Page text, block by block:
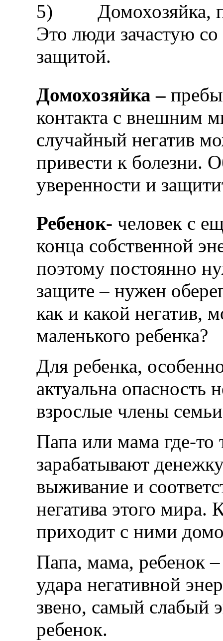
5) Домохозяйка,
Это люди зачастую со
защитой.
Домохозяйка –
контакта с внешним
случайный негатив
привести к болезни.
уверенности и
Ребенок- человек с
конца собственной
поэтому постоянно
защите – нужен
как и какой негатив,
маленького ребенка?
Для ребенка,
актуальна опасность
взрослые члены
Папа или мама где-
зарабатывают
выживание и
негатива этого мира.
приходит с ними
Папа, мама, ребенок
удара негативной
звено, самый слабый
ребенок.